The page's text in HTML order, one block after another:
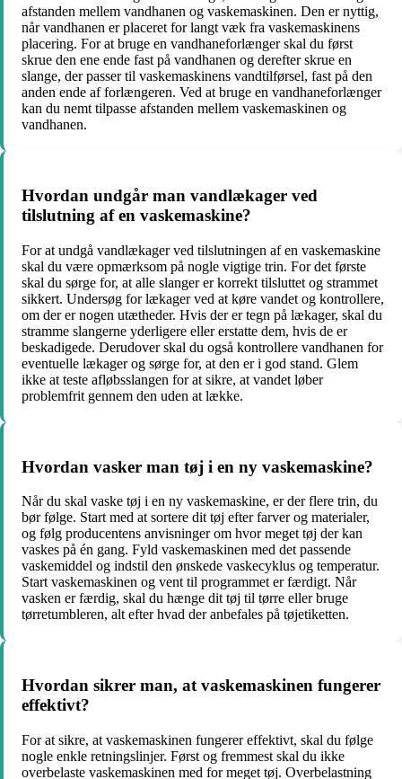
afstanden mellem vandhanen og vaskemaskinen. Den er nyttig,
når vandhanen er placeret for langt væk fra vaskemaskinens
placering. For at bruge en vandhaneforlænger skal du først
skrue den ene ende fast på vandhanen og derefter skrue en
slange, der passer til vaskemaskinens vandtilførsel, fast på den
anden ende af forlængeren. Ved at bruge en vandhaneforlænger
kan du nemt tilpasse afstanden mellem vaskemaskinen og
vandhanen.
Hvordan undgår man vandlækager ved
tilslutning af en vaskemaskine?
For at undgå vandlækager ved tilslutningen af en vaskemaskine
skal du være opmærksom på nogle vigtige trin. For det første
skal du sørge for, at alle slanger er korrekt tilsluttet og strammet
sikkert. Undersøg for lækager ved at køre vandet og kontrollere,
om der er nogen utætheder. Hvis der er tegn på lækager, skal du
stramme slangerne yderligere eller erstatte dem, hvis de er
beskadigede. Derudover skal du også kontrollere vandhanen for
eventuelle lækager og sørge for, at den er i god stand. Glem
ikke at teste afløbsslangen for at sikre, at vandet løber
problemfrit gennem den uden at lække.
Hvordan vasker man tøj i en ny vaskemaskine?
Når du skal vaske tøj i en ny vaskemaskine, er der flere trin, du
bør følge. Start med at sortere dit tøj efter farver og materialer,
og følg producentens anvisninger om hvor meget tøj der kan
vaskes på én gang. Fyld vaskemaskinen med det passende
vaskemiddel og indstil den ønskede vaskecyklus og temperatur.
Start vaskemaskinen og vent til programmet er færdigt. Når
vasken er færdig, skal du hænge dit tøj til tørre eller bruge
tørretumbleren, alt efter hvad der anbefales på tøjetiketten.
Hvordan sikrer man, at vaskemaskinen fungerer
effektivt?
For at sikre, at vaskemaskinen fungerer effektivt, skal du følge
nogle enkle retningslinjer. Først og fremmest skal du ikke
overbelaste vaskemaskinen med for meget tøj. Overbelastning